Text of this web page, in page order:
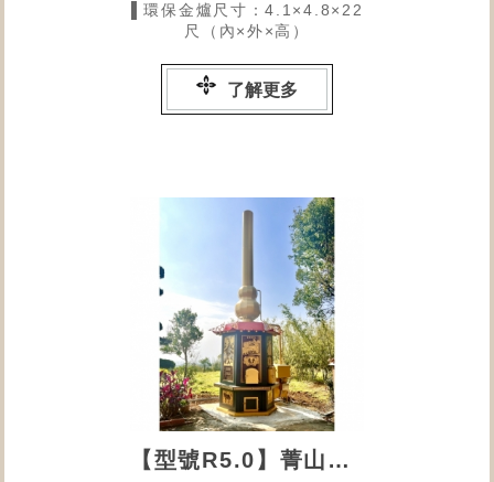
▌環保金爐尺寸：4.1×4.8×22
尺（內×外×高）
了解更多
【型號R5.0】菁山玉皇宮